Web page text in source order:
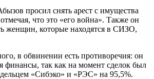
просил снять арест с имущества
что это «его война». Также он
женщин, которые находятся в СИЗО,
в обвинении есть противоречия: он
финансы, так как на момент сделок был
«Сибэко» и «РЭС» на 95,5%.